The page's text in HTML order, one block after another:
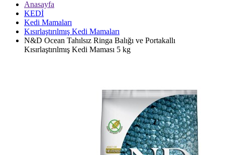
Anasayfa
KEDİ
Kedi Mamaları
Kısırlaştırılmış Kedi Mamaları
N&D Ocean Tahılsız Ringa Balığı ve Portakallı
Kısırlaştırılmış Kedi Maması 5 kg